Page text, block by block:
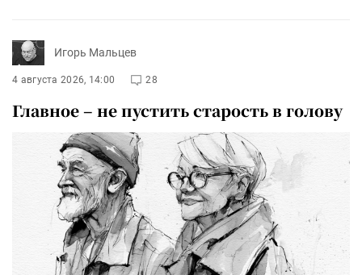
Игорь Мальцев
4 августа 2026, 14:00 28
Главное – не пустить старость в голову